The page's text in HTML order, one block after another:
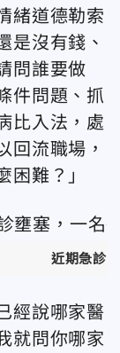
緒道德勒索
是沒有錢、
問誰要做
件問題、抓
比入法，處
回流職場，
困難？」
近期急診
經說哪家醫
就問你哪家